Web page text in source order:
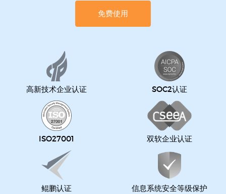
免费使用
高新技术企业认证 SOC2认证
ISO27001 双软企业认证
鲲鹏认证 信息系统安全等级保护